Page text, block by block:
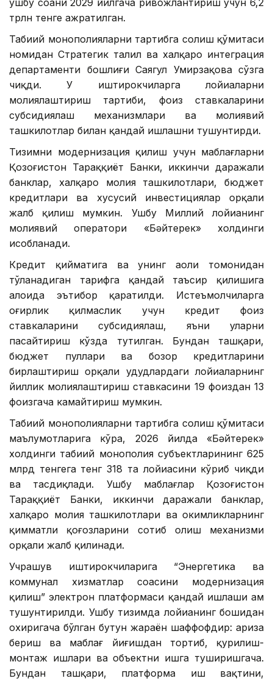
трлн тенге ажратилган.
Табиий монополияларни тартибга солиш қўмитаси
номидан Стратегик таҳлил ва халқаро интеграция
департаменти бошлиғи Саягул Умирзақова сўзга
чиқди. У иштирокчиларга лойиҳаларни
молиялаштириш тартиби, фоиз ставкаларини
субсидиялаш механизмлари ва молиявий
ташкилотлар билан қандай ишлашни тушунтирди.
Тизимни модернизация қилиш учун маблағларни
Қозоғистон Тараққиёт Банки, иккинчи даражали
банклар, халқаро молия ташкилотлари, бюджет
кредитлари ва хусусий инвестициялар орқали
жалб қилиш мумкин. Ушбу Миллий лойиҳанинг
молиявий оператори «Бәйтерек» холдинги
ҳисобланади.
Кредит қийматига ва унинг аҳоли томонидан
тўланадиган тарифга қандай таъсир қилишига
алоҳида эътибор қаратилди. Истеъмолчиларга
оғирлик қилмаслик учун кредит фоиз
ставкаларини субсидиялаш, яъни уларни
пасайтириш кўзда тутилган. Бундан ташқари,
бюджет пуллари ва бозор кредитларини
бирлаштириш орқали ҳудудлардаги лойиҳаларнинг
йиллик молиялаштириш ставкасини 19 фоиздан 13
фоизгача камайтириш мумкин.
Табиий монополияларни тартибга солиш қўмитаси
маълумотларига кўра, 2026 йилда «Бәйтерек»
холдинги табиий монополия субъектларининг 625
млрд тенгега тенг 318 та лойиҳасини кўриб чиқди
ва тасдиқлади. Ушбу маблағлар Қозоғистон
Тараққиёт Банки, иккинчи даражали банклар,
халқаро молия ташкилотлари ва ҳокимликларнинг
қимматли қоғозларини сотиб олиш механизми
орқали жалб қилинади.
Учрашув иштирокчиларига “Энергетика ва
коммунал хизматлар соҳасини модернизация
қилиш” электрон платформаси қандай ишлаши ҳам
тушунтирилди. Ушбу тизимда лойиҳанинг бошидан
охиригача бўлган бутун жараён шаффофдир: ариза
бериш ва маблағ йиғишдан тортиб, қурилиш-
монтаж ишлари ва объектни ишга туширишгача.
Бундан ташқари, платформа иш вақтини,